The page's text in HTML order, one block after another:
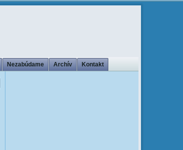
Nezabúdame Archív Kontakt